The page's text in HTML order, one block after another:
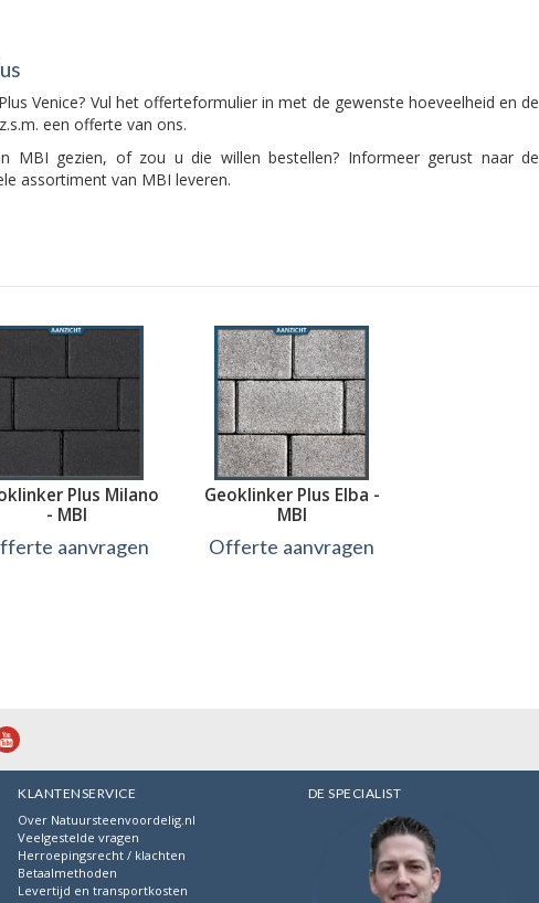
Venice? Vul het offerteformulier in met de gewenste hoeveelheid en de
een offerte van ons.
MBI gezien, of zou u die willen bestellen? Informeer gerust naar de
assortiment van MBI leveren.
Plus Milano
- MBI
aanvragen
Geoklinker Plus Elba -
MBI
Offerte aanvragen
KLANTENSERVICE
Over Natuursteenvoordelig.nl
Veelgestelde vragen
Herroepingsrecht / klachten
Betaalmethoden
Levertijd en transportkosten
DE SPECIALIST